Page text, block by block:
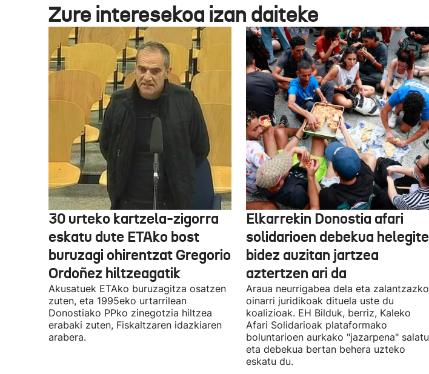
Zure interesekoa izan daiteke
30 urteko kartzela-zigorra
eskatu dute ETAko bost
buruzagi ohirentzat Gregorio
Ordoñez hiltzeagatik
Akusatuek ETAko buruzagitza osatzen
zuten, eta 1995eko urtarrilean
Donostiako PPko zinegotzia hiltzea
erabaki zuten, Fiskaltzaren idazkiaren
arabera.
Elkarrekin Donostia afari
solidarioen debekua helegite
bidez auzitan jartzea
aztertzen ari da
Araua neurrigabea dela eta zalantzazko
oinarri juridikoak dituela uste du
koalizioak. EH Bilduk, berriz, Kaleko
Afari Solidarioak plataformako
boluntarioen aurkako "jazarpena" salatu
eta debekua bertan behera uzteko
eskatu du.